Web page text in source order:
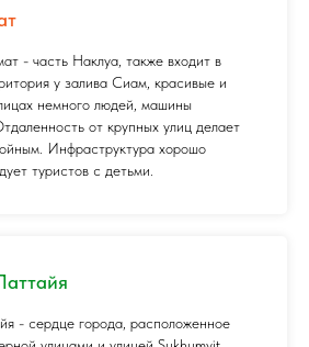
- часть Наклуа, также входит в
у залива Сиам, красивые и
немного людей, машины
от крупных улиц делает
Инфраструктура хорошо
туристов с детьми.
- сердце города, расположенное